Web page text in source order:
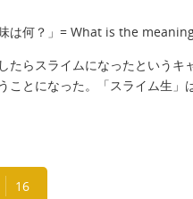
は何？」= What is the
たらスライムになったというキ
ことになった。「スライム生」
16